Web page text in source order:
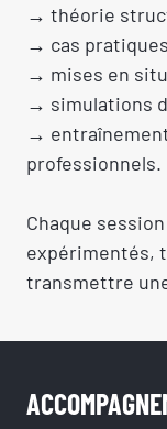
→ théorie
→ cas
→ mises en
→ simulations
→
professionnels.
Chaque
expérimentés,
transmettre